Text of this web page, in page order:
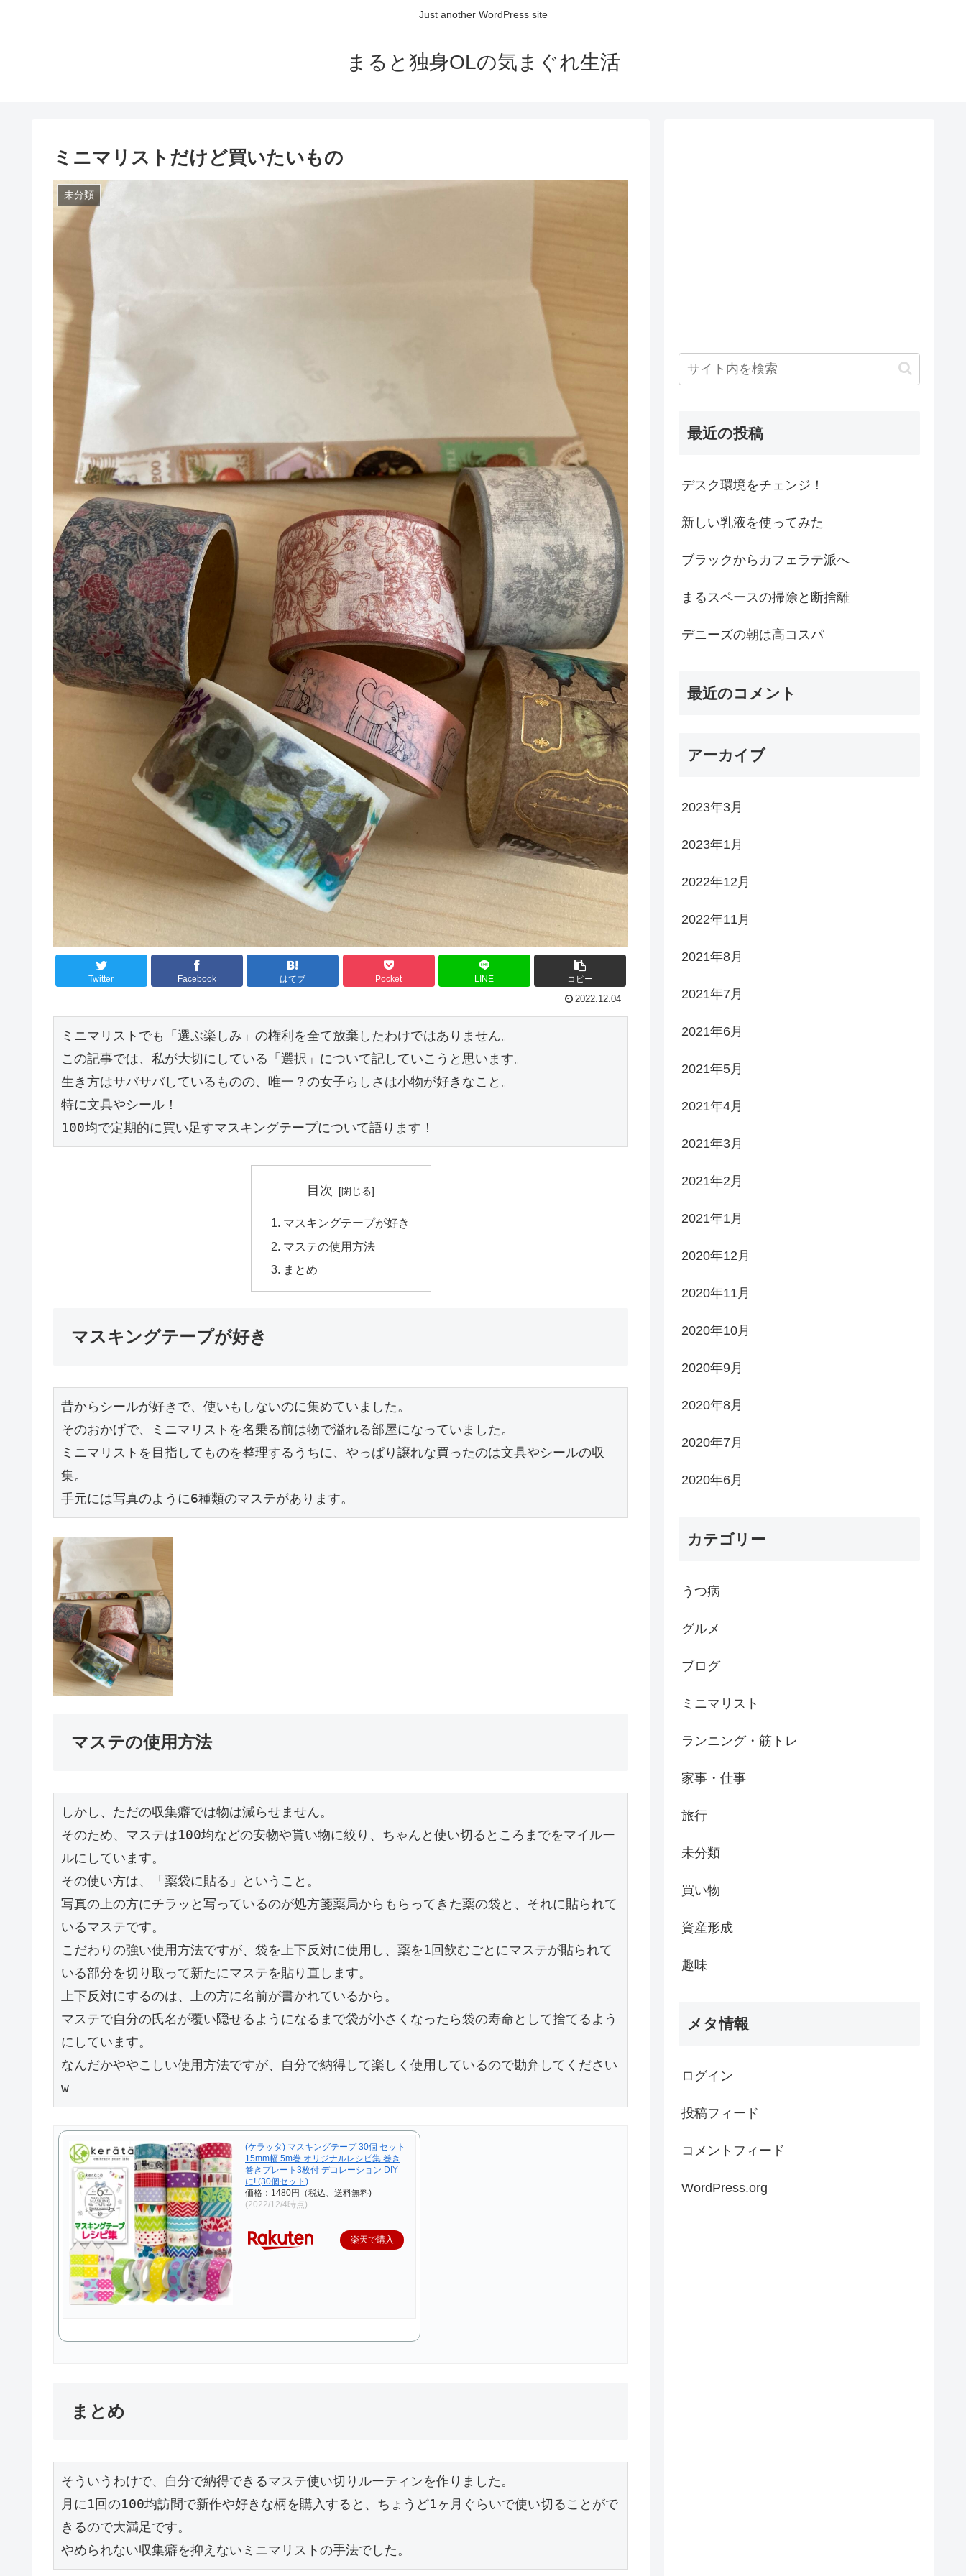
Just another WordPress site
まると独身OLの気まぐれ生活
ミニマリストだけど買いたいもの
未分類
Twitter Facebook はてブ Pocket LINE コピー
2022.12.04
ミニマリストでも「選ぶ楽しみ」の権利を全て放棄したわけではありません。
この記事では、私が大切にしている「選択」について記していこうと思います。
生き方はサバサバしているものの、唯一？の女子らしさは小物が好きなこと。
特に文具やシール！
100均で定期的に買い足すマスキングテープについて語ります！
目次
マスキングテープが好き
マステの使用方法
まとめ
マスキングテープが好き
昔からシールが好きで、使いもしないのに集めていました。
そのおかげで、ミニマリストを名乗る前は物で溢れる部屋になっていました。
ミニマリストを目指してものを整理するうちに、やっぱり譲れな買ったのは文具やシールの収
集。
手元には写真のように6種類のマステがあります。
マステの使用方法
しかし、ただの収集癖では物は減らせません。
そのため、マステは100均などの安物や貰い物に絞り、ちゃんと使い切るところまでをマイルー
ルにしています。
その使い方は、「薬袋に貼る」ということ。
写真の上の方にチラッと写っているのが処方箋薬局からもらってきた薬の袋と、それに貼られて
いるマステです。
こだわりの強い使用方法ですが、袋を上下反対に使用し、薬を1回飲むごとにマステが貼られて
いる部分を切り取って新たにマステを貼り直します。
上下反対にするのは、上の方に名前が書かれているから。
マステで自分の氏名が覆い隠せるようになるまで袋が小さくなったら袋の寿命として捨てるよう
にしています。
なんだかややこしい使用方法ですが、自分で納得して楽しく使用しているので勘弁してください
w
(ケラッタ) マスキングテープ 30個 セット
15mm幅 5m巻 オリジナルレシピ集 巻き
巻きプレート3枚付 デコレーション DIY
に! (30個セット)
価格：1480円（税込、送料無料)
(2022/12/4時点)
楽天で購入
まとめ
そういうわけで、自分で納得できるマステ使い切りルーティンを作りました。
月に1回の100均訪問で新作や好きな柄を購入すると、ちょうど1ヶ月ぐらいで使い切ることがで
きるので大満足です。
やめられない収集癖を抑えないミニマリストの手法でした。
最近の投稿
デスク環境をチェンジ！
新しい乳液を使ってみた
ブラックからカフェラテ派へ
まるスペースの掃除と断捨離
デニーズの朝は高コスパ
最近のコメント
アーカイブ
2023年3月
2023年1月
2022年12月
2022年11月
2021年8月
2021年7月
2021年6月
2021年5月
2021年4月
2021年3月
2021年2月
2021年1月
2020年12月
2020年11月
2020年10月
2020年9月
2020年8月
2020年7月
2020年6月
カテゴリー
うつ病
グルメ
ブログ
ミニマリスト
ランニング・筋トレ
家事・仕事
旅行
未分類
買い物
資産形成
趣味
メタ情報
ログイン
投稿フィード
コメントフィード
WordPress.org